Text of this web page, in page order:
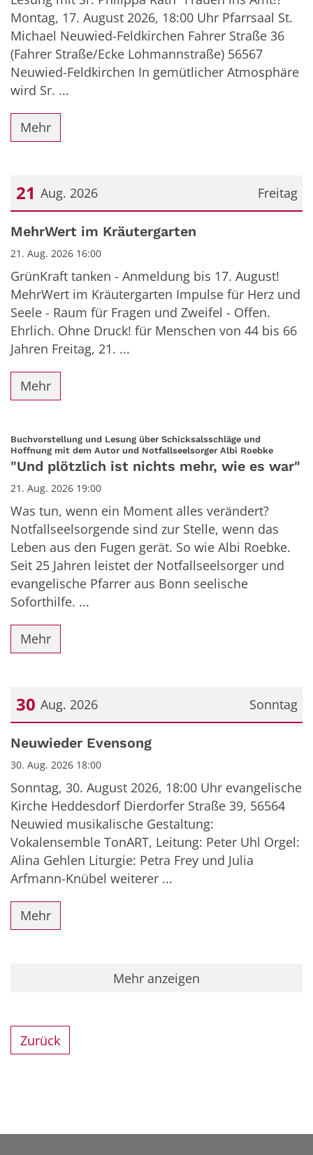
Montag, 17. August 2026, 18:00 Uhr Pfarrsaal St.
Michael Neuwied-Feldkirchen Fahrer Straße 36
(Fahrer Straße/Ecke Lohmannstraße) 56567
Neuwied-Feldkirchen In gemütlicher Atmosphäre
wird Sr. ...
Mehr
Freitag
21 Aug. 2026
Datum: 21. August 2026
MehrWert im Kräutergarten
21. Aug. 2026 16:00
GrünKraft tanken - Anmeldung bis 17. August!
MehrWert im Kräutergarten Impulse für Herz und
Seele - Raum für Fragen und Zweifel - Offen.
Ehrlich. Ohne Druck! für Menschen von 44 bis 66
Jahren Freitag, 21. ...
Mehr
Buchvorstellung und Lesung über Schicksalsschläge und
Hoffnung mit dem Autor und Notfallseelsorger Albi Roebke:
"Und plötzlich ist nichts mehr, wie es war"
21. Aug. 2026 19:00
Was tun, wenn ein Moment alles verändert?
Notfallseelsorgende sind zur Stelle, wenn das
Leben aus den Fugen gerät. So wie Albi Roebke.
Seit 25 Jahren leistet der Notfallseelsorger und
evangelische Pfarrer aus Bonn seelische
Soforthilfe. ...
Mehr
Sonntag
30 Aug. 2026
Datum: 30. August 2026
Neuwieder Evensong
30. Aug. 2026 18:00
Sonntag, 30. August 2026, 18:00 Uhr evangelische
Kirche Heddesdorf Dierdorfer Straße 39, 56564
Neuwied musikalische Gestaltung:
Vokalensemble TonART, Leitung: Peter Uhl Orgel:
Alina Gehlen Liturgie: Petra Frey und Julia
Arfmann-Knübel weiterer ...
Mehr
Mehr anzeigen
Zurück